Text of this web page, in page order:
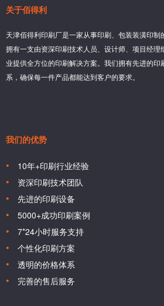
关于佰得利
天津佰得利印刷厂是一家从事印刷、包装装潢印制
拥有一支由资深印刷技术人员、设计师、项目经
业提供全方位的印刷解决方案。我们拥有先进的印
系，确保每一件产品都能达到客户的要求。
我们的优势
10年+印刷行业经验
资深印刷技术团队
先进的印刷设备
5000+成功印刷案例
7*24小时服务支持
个性化印刷方案
透明的价格体系
完善的售后服务